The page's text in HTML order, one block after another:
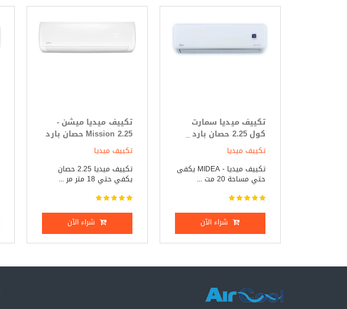
تكييف ميديا سمارت
كول 2.25 حصان بارد _
ساخن
تكييف ميديا
تكييف ميديا - MIDEA يكفى
حتي مساحة 20 مت ...
شراء الآن
تكييف ميديا ميشن -
Mission 2.25 حصان بارد
فقط
تكييف ميديا
تكييف ميديا 2.25 حصان
يكفي حتي 18 متر مر ...
شراء الآن